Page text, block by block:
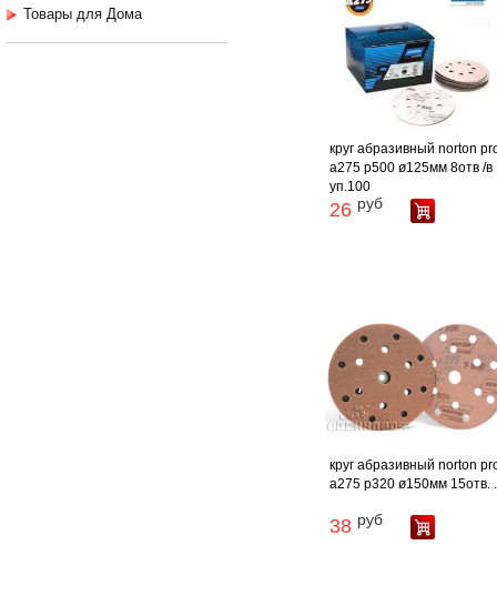
Товары для Дома
круг абразивный norton
a275 p500 ø125мм 8отв /в
уп.100
26 руб
круг абразивный norton
a275 p320 ø150мм 15отв.
38 руб